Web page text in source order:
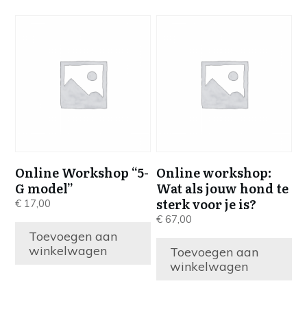
Online Workshop “5-
G model”
€ 17,00
Toevoegen aan
winkelwagen
Online workshop:
Wat als jouw hond te
sterk voor je is?
€ 67,00
Toevoegen aan
winkelwagen